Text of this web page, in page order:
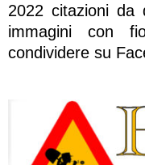
2022 citazioni da
immagini con
condividere su